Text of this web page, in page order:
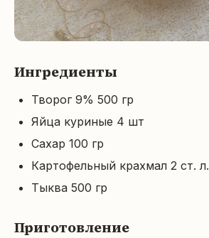
Ингредиенты
Творог 9% 500 гр
Яйца куриные 4 шт
Сахар 100 гр
Картофельный крахмал 2 ст. л.
Тыква 500 гр
Приготовление